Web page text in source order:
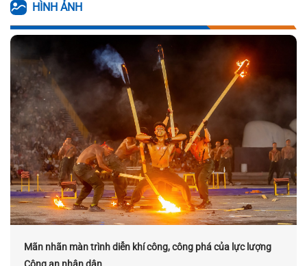
HÌNH ẢNH
Mãn nhãn màn trình diễn khí công, công phá của lực lượng